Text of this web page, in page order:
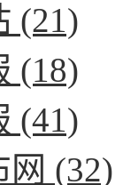
(21)
(18)
(41)
(32)